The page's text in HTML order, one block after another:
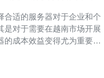
合适的服务器对于企业和个
是对于需要在越南市场开展
的成本效益变得尤为重要。